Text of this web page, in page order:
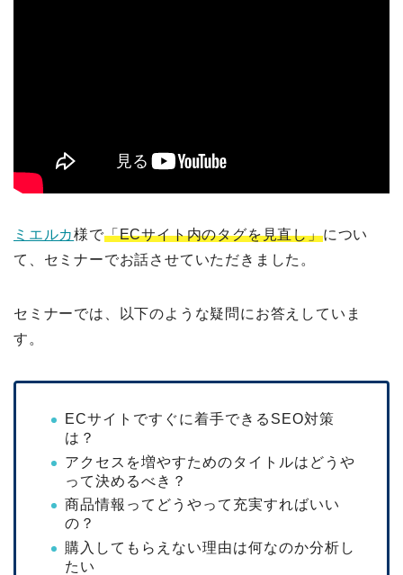
ミエルカ様で「ECサイト内のタグを見直し」につい
て、セミナーでお話させていただきました。
セミナーでは、以下のような疑問にお答えしていま
す。
ECサイトですぐに着手できるSEO対策
は？
アクセスを増やすためのタイトルはどうや
って決めるべき？
商品情報ってどうやって充実すればいい
の？
購入してもらえない理由は何なのか分析し
たい